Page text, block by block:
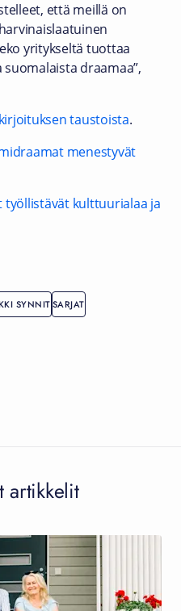
että meillä on
yritykseltä tuottaa
draamaa”,
taustoista.
menestyvät
työllistävät kulttuurialaa ja
SYNNITSARJAT
artikkelit